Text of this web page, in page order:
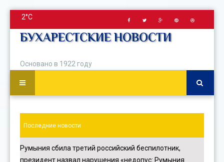
2°C
БУХАРЕСТСКИЕ НОВОСТИ
Основано в 1922 году
Последние новости
Румыния сбила третий российский беспилотник,
президент назвал нарушения «недопус: Румыния